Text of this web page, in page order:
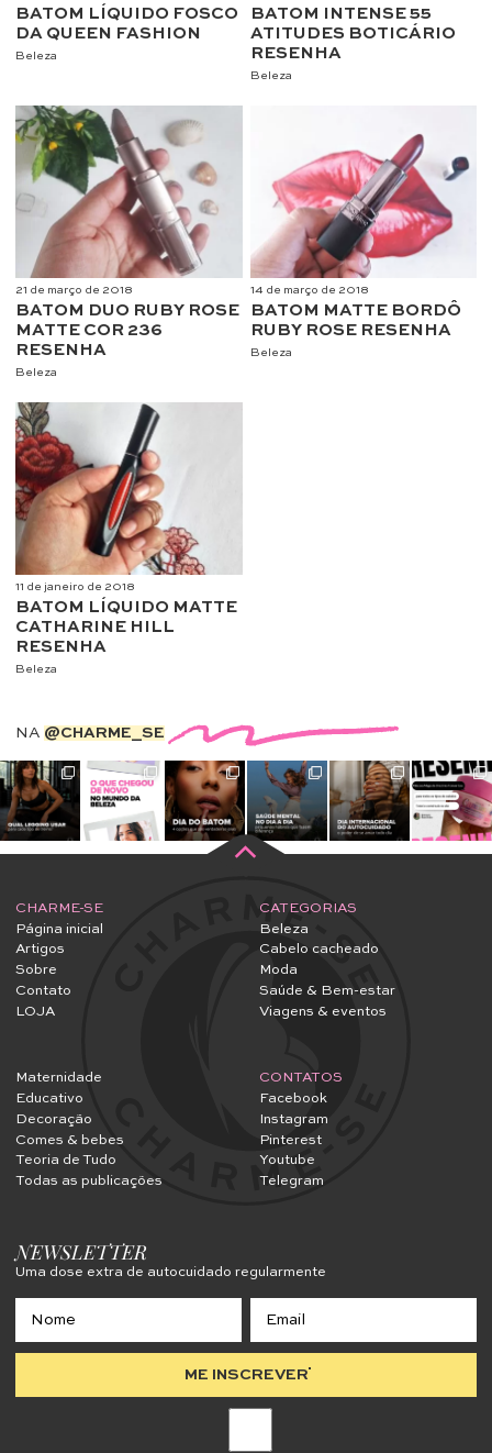
BATOM LÍQUIDO FOSCO
DA QUEEN FASHION
Beleza
BATOM INTENSE 55
ATITUDES BOTICÁRIO
RESENHA
Beleza
21 de março de 2018
BATOM DUO RUBY ROSE
MATTE COR 236
RESENHA
Beleza
14 de março de 2018
BATOM MATTE BORDÔ
RUBY ROSE RESENHA
Beleza
11 de janeiro de 2018
BATOM LÍQUIDO MATTE
CATHARINE HILL
RESENHA
Beleza
NA @CHARME_SE
CHARME-SE
Página inicial
Artigos
Sobre
Contato
LOJA
CATEGORIAS
Beleza
Cabelo cacheado
Moda
Saúde & Bem-estar
Viagens & eventos
Maternidade
Educativo
Decoração
Comes & bebes
Teoria de Tudo
Todas as publicações
CONTATOS
Facebook
Instagram
Pinterest
Youtube
Telegram
NEWSLETTER
Uma dose extra de autocuidado regularmente
ME INSCREVER